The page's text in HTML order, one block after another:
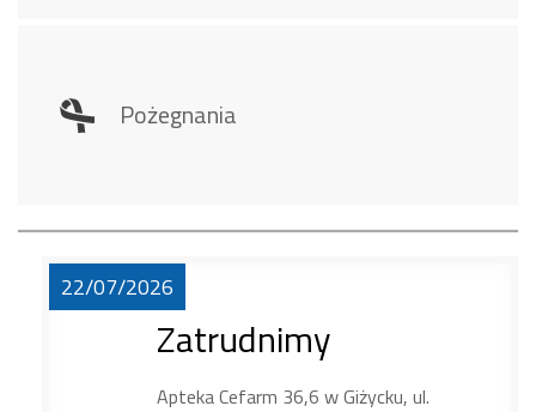
Pożegnania
22/07/2026
Zatrudnimy
Apteka Cefarm 36,6 w Giżycku, ul.